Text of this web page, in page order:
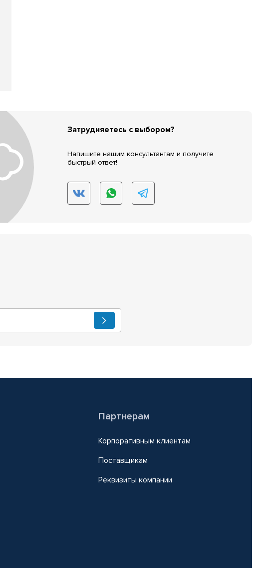
Затрудняетесь с выбором?
Напишите нашим консультантам и получите
быстрый ответ!
Партнерам
Корпоративным клиентам
Поставщикам
Реквизиты компании